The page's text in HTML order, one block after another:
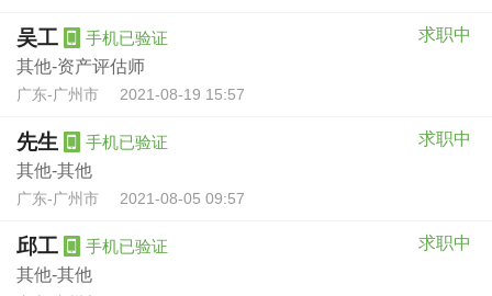
吴工 手机已验证
求职中
其他-资产评估师
广东-广州市 2021-08-19 15:57
先生 手机已验证
求职中
其他-其他
广东-广州市 2021-08-05 09:57
邱工 手机已验证
求职中
其他-其他